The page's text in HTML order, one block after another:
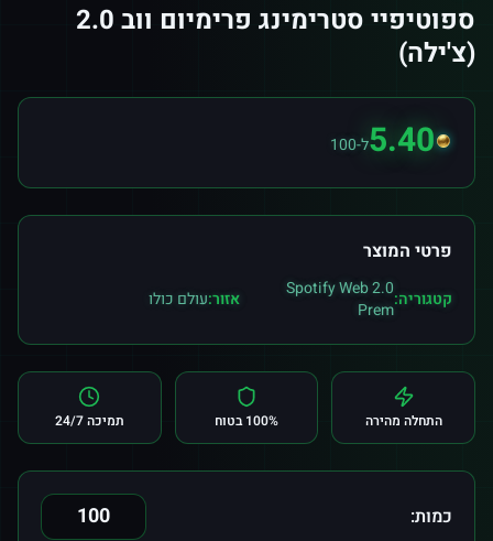
ספוטיפיי סטרימינג פרימיום ווב 2.0
(צ'ילה)
5.40ל-100
פרטי המוצר
קטגוריה:Spotify Web 2.0
Prem
אזור:עולם כולו
התחלה מהירה 100% בטוח תמיכה 24/7
כמות: